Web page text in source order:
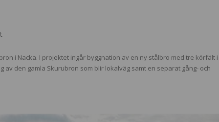
i Nacka. I projektet ingår byggnation av en ny stålbro med tre körfält i
den gamla Skurubron som blir lokalväg samt en separat gång- och